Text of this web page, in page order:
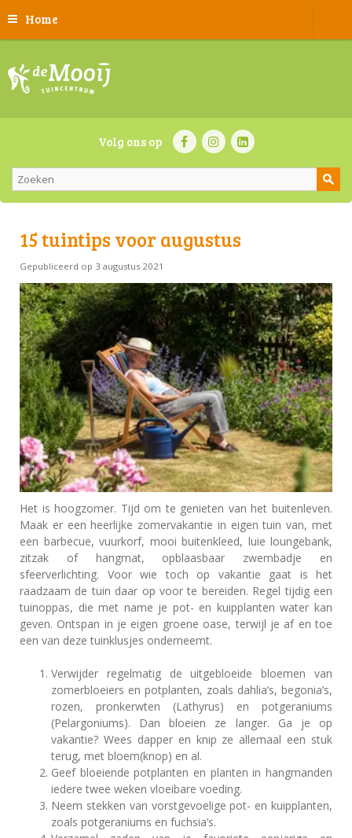
Home
Volg ons op
15 tuintips voor augustus
Gepubliceerd op 3 augustus 2021
Het is hoogzomer. Tijd om te genieten van het buitenleven.
Maak er een heerlijke zomervakantie in eigen tuin van, met
een barbecue, vuurkorf, mooi buitenkleed, luie loungebank,
zitzak of hangmat, opblaasbaar zwembadje en
sfeerverlichting. Voor wie toch op vakantie gaat is het
raadzaam de tuin daar op voor te bereiden. Regel tijdig een
tuinoppas, die met name je pot- en kuipplanten water kan
geven. Ontspan in je eigen groene oase, terwijl je af en toe
een van deze tuinklusjes onderneemt.
Verwijder regelmatig de uitgebloeide bloemen van
zomerbloeiers en potplanten, zoals dahlia’s, begonia’s,
rozen, pronkerwten (Lathyrus) en potgeraniums
(Pelargoniums). Dan bloeien ze langer. Ga je op
vakantie? Wees dapper en knip ze allemaal een stuk
terug, met bloem(knop) en al.
Geef bloeiende potplanten en planten in hangmanden
iedere twee weken vloeibare voeding.
Neem stekken van vorstgevoelige pot- en kuipplanten,
zoals potgeraniums en fuchsia’s.